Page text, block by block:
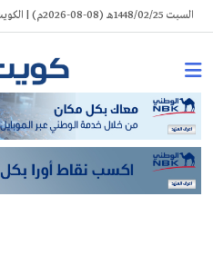
Skip
to
السبت 1448/02/25هـ (08-08-2026م) | الكويت